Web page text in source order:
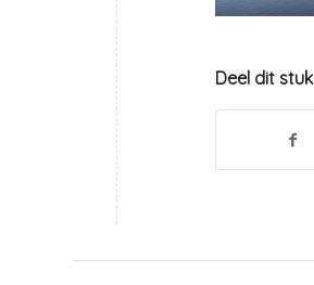
Deel dit stuk